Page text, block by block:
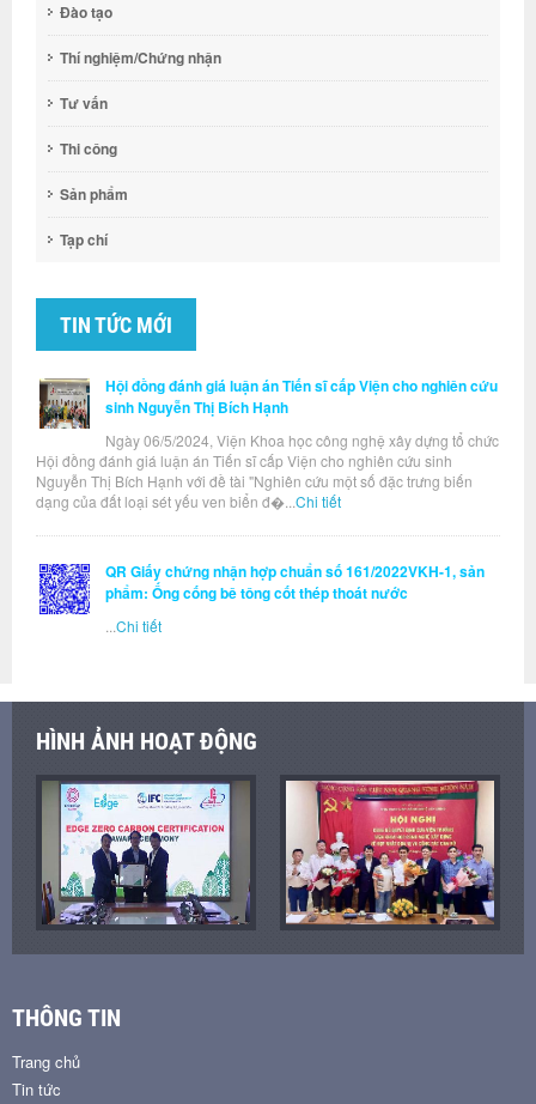
Đào tạo
Thí nghiệm/Chứng nhận
Tư vấn
Thi công
Sản phẩm
Tạp chí
TIN TỨC MỚI
Hội đồng đánh giá luận án Tiến sĩ cấp Viện cho nghiên cứu
sinh Nguyễn Thị Bích Hạnh
Ngày 06/5/2024, Viện Khoa học công nghệ xây dựng tổ chức
Hội đồng đánh giá luận án Tiến sĩ cấp Viện cho nghiên cứu sinh
Nguyễn Thị Bích Hạnh với đề tài "Nghiên cứu một số đặc trưng biến
dạng của đất loại sét yếu ven biển đ�... Chi tiết
QR Giấy chứng nhận hợp chuẩn số 161/2022VKH-1, sản
phẩm: Ống cống bê tông cốt thép thoát nước
Chi tiết
HÌNH ẢNH HOẠT ĐỘNG
THÔNG TIN
Trang chủ
Tin tức